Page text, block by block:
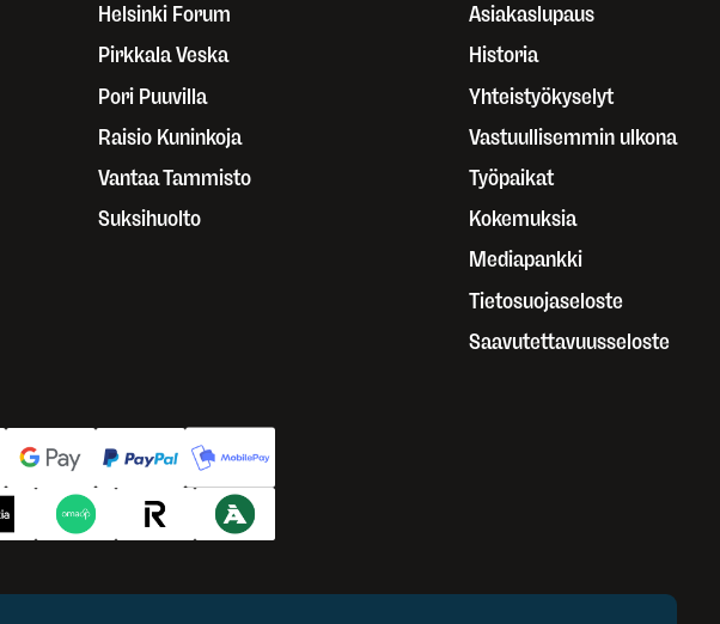
Helsinki Forum
Pirkkala Veska
Pori Puuvilla
Raisio Kuninkoja
Vantaa Tammisto
Suksihuolto
Asiakaslupaus
Historia
Yhteistyökyselyt
Vastuullisemmin ulkona
Työpaikat
Kokemuksia
Mediapankki
Tietosuojaseloste
Saavutettavuusseloste